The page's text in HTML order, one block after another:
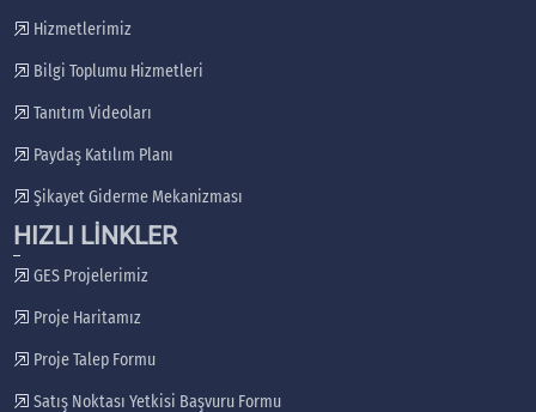
Hizmetlerimiz
Bilgi Toplumu Hizmetleri
Tanıtım Videoları
Paydaş Katılım Planı
Şikayet Giderme Mekanizması
HIZLI LİNKLER
GES Projelerimiz
Proje Haritamız
Proje Talep Formu
Satış Noktası Yetkisi Başvuru Formu